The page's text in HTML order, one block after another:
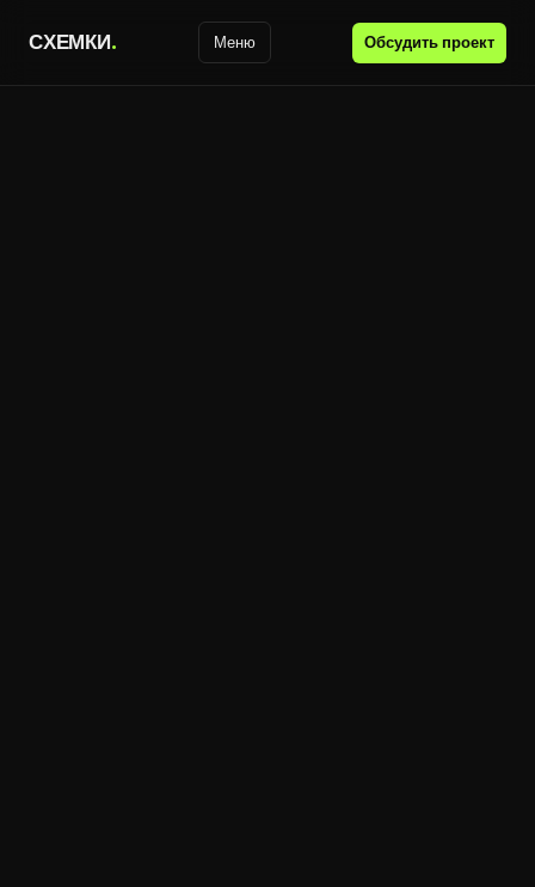
СХЕМКИ. Меню Обсудить проект